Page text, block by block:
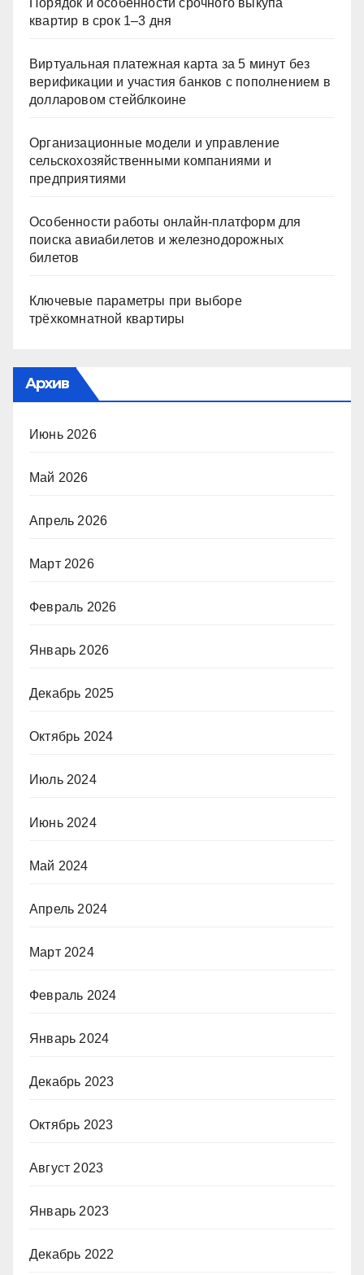
квартир в срок 1–3 дня
Виртуальная платежная карта за 5 минут без
верификации и участия банков с пополнением в
долларовом стейблкоине
Организационные модели и управление
сельскохозяйственными компаниями и
предприятиями
Особенности работы онлайн-платформ для
поиска авиабилетов и железнодорожных
билетов
Ключевые параметры при выборе
трёхкомнатной квартиры
Архив
Июнь 2026
Май 2026
Апрель 2026
Март 2026
Февраль 2026
Январь 2026
Декабрь 2025
Октябрь 2024
Июль 2024
Июнь 2024
Май 2024
Апрель 2024
Март 2024
Февраль 2024
Январь 2024
Декабрь 2023
Октябрь 2023
Август 2023
Январь 2023
Декабрь 2022